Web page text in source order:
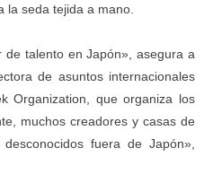
la seda tejida a mano.
de talento en Japón», asegura a
de asuntos internacionales
Organization, que organiza los
muchos creadores y casas de
fuera de Japón»,